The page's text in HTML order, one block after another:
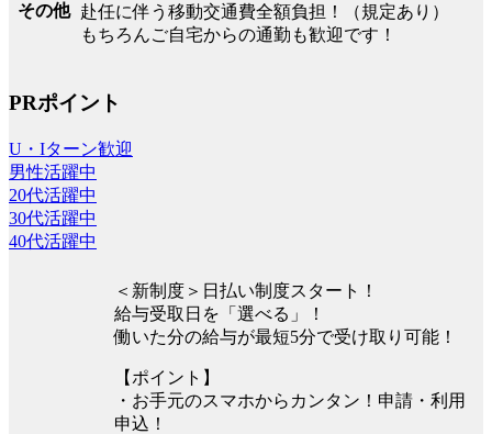
その他 赴任に伴う移動交通費全額負担！（規定あり）
もちろんご自宅からの通勤も歓迎です！
PRポイント
U・Iターン歓迎
男性活躍中
20代活躍中
30代活躍中
40代活躍中
＜新制度＞日払い制度スタート！
給与受取日を「選べる」！
働いた分の給与が最短5分で受け取り可能！
【ポイント】
・お手元のスマホからカンタン！申請・利用
申込！